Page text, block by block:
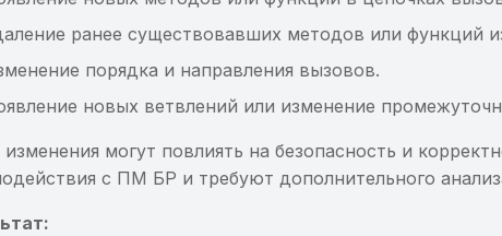
ранее существовавших методов или функций
порядка и направления вызовов.
новых ветвлений или изменение
изменения могут повлиять на безопасность и
с ПМ БР и требуют дополнительного